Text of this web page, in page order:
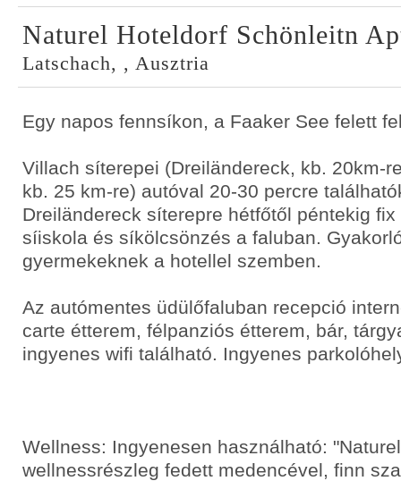
Naturel Hoteldorf Schönleitn
Latschach, , Ausztria
Egy napos fennsíkon, a Faaker See felett
Villach síterepei (Dreiländereck, kb. 20km-
kb. 25 km-re) autóval 20-30 percre
Dreiländereck síterepre hétfőtől péntekig
síiskola és síkölcsönzés a faluban.
gyermekeknek a hotellel szemben.
Az autómentes üdülőfaluban recepció
carte étterem, félpanziós étterem, bár,
ingyenes wifi található. Ingyenes
Wellness: Ingyenesen használható:
wellnessrészleg fedett medencével, finn